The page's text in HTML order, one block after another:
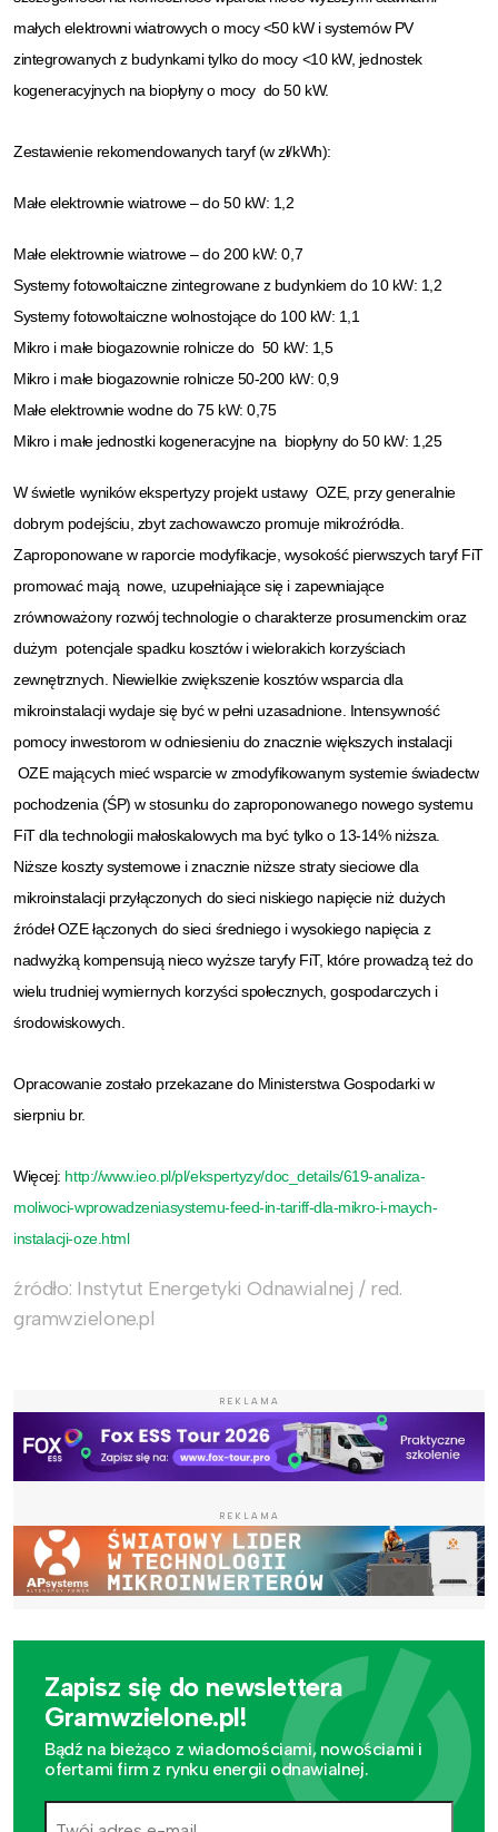
małych elektrowni wiatrowych o mocy <50 kW i systemów PV
zintegrowanych z budynkami tylko do mocy <10 kW, jednostek
kogeneracyjnych na biopłyny o mocy do 50 kW.
Zestawienie rekomendowanych taryf (w zł/kWh):
Małe elektrownie wiatrowe – do 50 kW: 1,2
Małe elektrownie wiatrowe – do 200 kW: 0,7
Systemy fotowoltaiczne zintegrowane z budynkiem do 10 kW: 1,2
Systemy fotowoltaiczne wolnostojące do 100 kW: 1,1
Mikro i małe biogazownie rolnicze do 50 kW: 1,5
Mikro i małe biogazownie rolnicze 50-200 kW: 0,9
Małe elektrownie wodne do 75 kW: 0,75
Mikro i małe jednostki kogeneracyjne na biopłyny do 50 kW: 1,25
W świetle wyników ekspertyzy projekt ustawy OZE, przy generalnie
dobrym podejściu, zbyt zachowawczo promuje mikroźródła.
Zaproponowane w raporcie modyfikacje, wysokość pierwszych taryf FiT
promować mają nowe, uzupełniające się i zapewniające
zrównoważony rozwój technologie o charakterze prosumenckim oraz
dużym potencjale spadku kosztów i wielorakich korzyściach
zewnętrznych. Niewielkie zwiększenie kosztów wsparcia dla
mikroinstalacji wydaje się być w pełni uzasadnione. Intensywność
pomocy inwestorom w odniesieniu do znacznie większych instalacji
OZE mających mieć wsparcie w zmodyfikowanym systemie świadectw
pochodzenia (ŚP) w stosunku do zaproponowanego nowego systemu
FiT dla technologii małoskalowych ma być tylko o 13-14% niższa.
Niższe koszty systemowe i znacznie niższe straty sieciowe dla
mikroinstalacji przyłączonych do sieci niskiego napięcie niż dużych
źródeł OZE łączonych do sieci średniego i wysokiego napięcia z
nadwyżką kompensują nieco wyższe taryfy FiT, które prowadzą też do
wielu trudniej wymiernych korzyści społecznych, gospodarczych i
środowiskowych.
Opracowanie zostało przekazane do Ministerstwa Gospodarki w
sierpniu br.
Więcej: http://www.ieo.pl/pl/ekspertyzy/doc_details/619-analiza-
moliwoci-wprowadzeniasystemu-feed-in-tariff-dla-mikro-i-maych-
instalacji-oze.html
źródło: Instytut Energetyki Odnawialnej / red.
gramwzielone.pl
REKLAMA
REKLAMA
Zapisz się do newslettera
Gramwzielone.pl!
Bądź na bieżąco z wiadomościami, nowościami i
ofertami firm z rynku energii odnawialnej.